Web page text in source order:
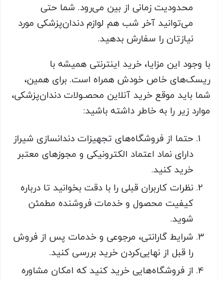
محدودیت زمانی از بین می‌رود. شما حتی
می‌توانید آخر شب هم لوازم دندان‌پزشکی مورد
نیازتان را سفارش بدهید.
با وجود این مزایا، خرید اینترنتی همیشه با
ریسک‌های خاص خودش همراه است. برای همین،
شما باید موقع خرید آنلاین محصـولات دندان‌پزشکی،
موارد زیر را به خاطر داشته باشید:
حتما از فروشگاه‌های تجهیزات دندانسازی شیراز
دارای نماد اعتماد الکترونیکی و مجوزهای معتبر
خرید کنید.
نظرات کاربران قبلی را با دقت بخوانید تا درباره
کیفیت محصول و خدمات فروشنده مطمئن
شوید.
شرایط گارانتی، مرجوعی و خدمات پس از فروش
را قبل از نهایی‌کردن خرید بررسی کنید.
از فروشگاه‌هایی خرید کنید که امکان مشاوره